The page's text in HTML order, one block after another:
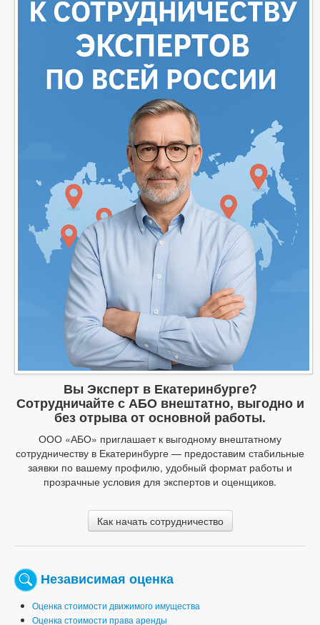
Вы Эксперт в Екатеринбурге?
Сотрудничайте с АБО внештатно, выгодно и
без отрыва от основной работы.
ООО «АБО» приглашает к выгодному внештатному
сотрудничеству в Екатеринбурге — предоставим стабильные
заявки по вашему профилю, удобный формат работы и
прозрачные условия для экспертов и оценщиков.
Как начать сотрудничество
Независимая оценка
Оценка стоимости движимого имущества
Оценка стоимости права аренды